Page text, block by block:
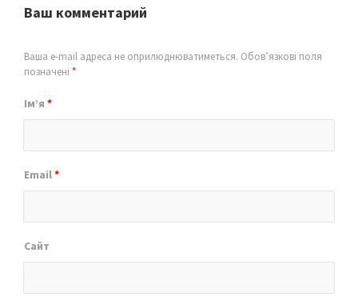
Ваш комментарий
Ваша e-mail адреса не оприлюднюватиметься. Обов’язкові поля
позначені *
Ім’я *
Email*
Сайт